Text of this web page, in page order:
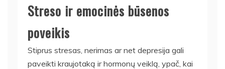
Streso ir emocinės būsenos
poveikis
Stiprus stresas, nerimas ar net depresija gali
paveikti kraujotaką ir hormonų veiklą, ypač, kai